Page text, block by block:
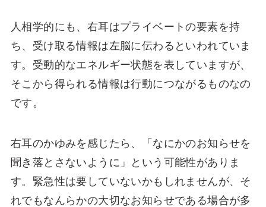
人相学的にも、右耳はプライベートの要素を持
ち、受け取る情報は左脳に伝わるといわれていま
す。受動的なエネルギー状態を表していますが、
そこから得られる情報は行動につながるものなの
です。
右耳のかゆみを感じたら、「なにかのお知らせを
聞き落とさないように」という可能性がありま
す。緊急性は要していないかもしれませんが、そ
れでもなんらかの大切なお知らせである場合が多